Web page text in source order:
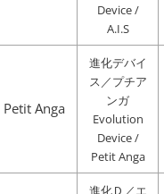
Device /
A.I.S
Petit Anga
進化デバイ
ス／プチア
ンガ
Evolution
Device /
Petit Anga
進化Ｄ／エ